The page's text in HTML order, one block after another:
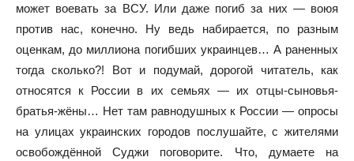
может воевать за ВСУ. Или даже погиб за них — воюя
против нас, конечно. Ну ведь набирается, по разным
оценкам, до миллиона погибших украинцев… А раненных
тогда сколько?! Вот и подумай, дорогой читатель, как
относятся к России в их семьях — их отцы-сыновья-
братья-жёны… Нет там равнодушных к России — опросы
на улицах украинских городов послушайте, с жителями
освобождённой Суджи поговорите. Что, думаете на